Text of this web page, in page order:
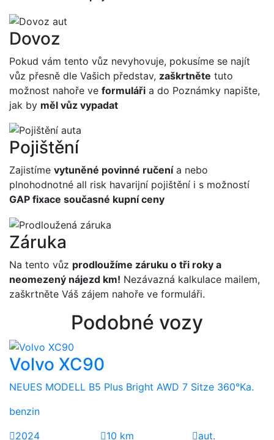
Dovoz
Pokud vám tento vůz nevyhovuje, pokusíme se najít
vůz přesně dle Vašich představ, zaškrtněte tuto
možnost nahoře ve formuláři a do Poznámky napište,
jak by měl vůz vypadat
Pojištění
Zajistíme vytuněné povinné ručenía nebo
plnohodnotné all risk havarijní pojištění i s možností
GAP fixace současné kupní ceny
Záruka
Na tento vůz prodloužíme záruku o tři roky a
neomezený nájezd km! Nezávazná kalkulace mailem,
zaškrtněte Váš zájem nahoře ve formuláři.
Podobné vozy
Volvo XC90
NEUES MODELL B5 Plus Bright AWD 7 Sitze 360°Ka.
benzin
2024
10 km
aut.